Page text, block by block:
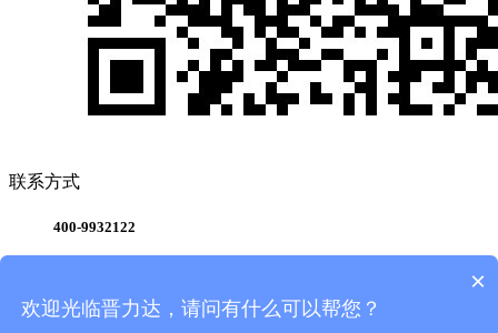
联系方式
400-9932122
总部地址：广东省深圳市宝安区后亭中亭北路112号二栋
二层
×
欢迎光临晋力达，请问有什么可以帮您？